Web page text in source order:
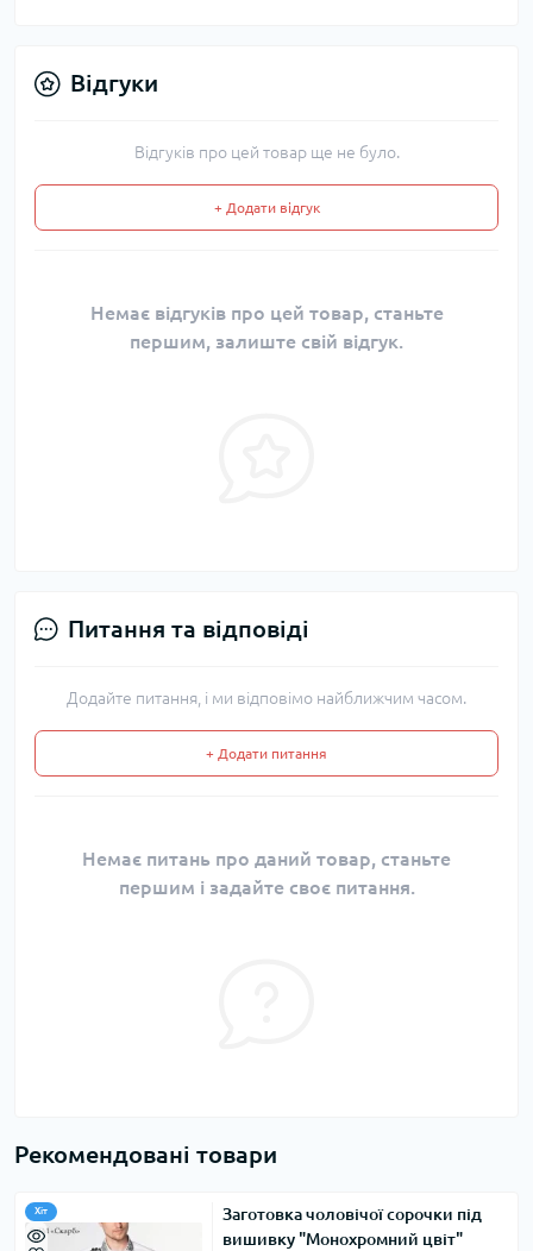
Відгуки
Відгуків про цей товар ще не було.
+ Додати відгук
Немає відгуків про цей товар, станьте
першим, залиште свій відгук.
Питання та відповіді
Додайте питання, і ми відповімо найближчим часом.
+ Додати питання
Немає питань про даний товар, станьте
першим і задайте своє питання.
Рекомендовані товари
Хіт
Заготовка чоловічої сорочки під
вишивку "Монохромний цвіт"